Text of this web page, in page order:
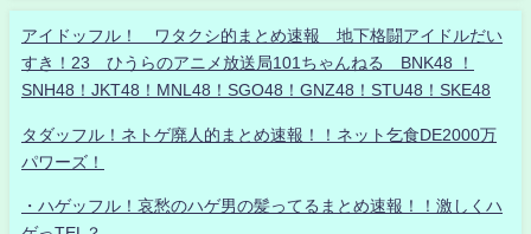
アイドッフル！ ワタクシ的まとめ速報 地下格闘アイドルだい
すき！23 ひうらのアニメ放送局101ちゃんねる BNK48 ！
SNH48！JKT48！MNL48！SGO48！GNZ48！STU48！SKE48
タダッフル！ネトゲ廃人的まとめ速報！！ネット乞食DE2000万
パワーズ！
・ハゲッフル！哀愁のハゲ男の髪ってるまとめ速報！！激しくハ